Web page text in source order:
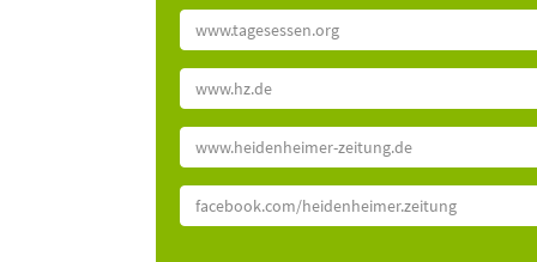
www.tagesessen.org
www.hz.de
www.heidenheimer-zeitung.de
facebook.com/heidenheimer.zeitung